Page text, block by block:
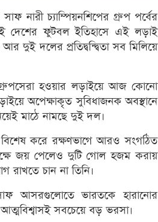
নারী চ্যাম্পিয়নশিপের গ্রুপ পর্বের
দেশের ফুটবল ইতিহাসে এই লড়াই
দলের প্রতিদ্বন্দ্বিতা সব মিলিয়ে
গ্রুপসেরা হওয়ার লড়াইয়ে আজ কোনো
অপেক্ষাকৃত সুবিধাজনক অবস্থানে
মাঠে নামছে দুই দল।
করে রক্ষণভাগে আরও সংগঠিত
জয় পেলেও দুটি গোল হজম করায়
চান না তিনি।
সাফ আসরগুলোতে ভারতকে হারানোর
সবচেয়ে বড় ভরসা।